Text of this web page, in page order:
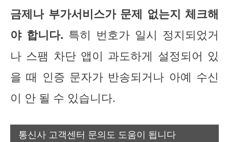
금제나 부가서비스가 문제 없는지 체크해
야 합니다. 특히 번호가 일시 정지되었거
나 스팸 차단 앱이 과도하게 설정되어 있
을 때 인증 문자가 반송되거나 아예 수신
이 안 될 수 있습니다.
통신사 고객센터 문의도 도움이 됩니다